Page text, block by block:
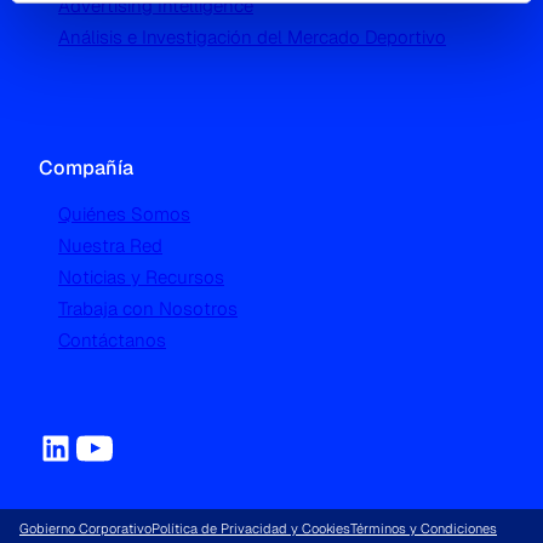
Advertising Intelligence
Análisis e Investigación del Mercado Deportivo
Compañía
Quiénes Somos
Nuestra Red
Noticias y Recursos
Trabaja con Nosotros
Contáctanos
Gobierno CorporativoPolítica de Privacidad y CookiesTérminos y Condiciones